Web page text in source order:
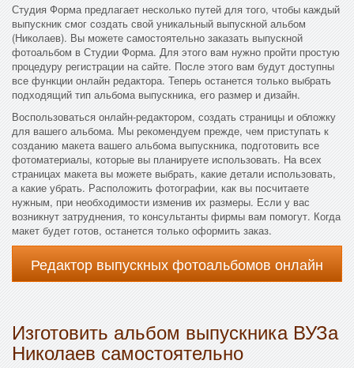
Студия Форма предлагает несколько путей для того, чтобы каждый
выпускник смог создать свой уникальный выпускной альбом
(Николаев). Вы можете самостоятельно заказать выпускной
фотоальбом в Студии Форма. Для этого вам нужно пройти простую
процедуру регистрации на сайте. После этого вам будут доступны
все функции онлайн редактора. Теперь останется только выбрать
подходящий тип альбома выпускника, его размер и дизайн.
Воспользоваться онлайн-редактором, создать страницы и обложку
для вашего альбома. Мы рекомендуем прежде, чем приступать к
созданию макета вашего альбома выпускника, подготовить все
фотоматериалы, которые вы планируете использовать. На всех
страницах макета вы можете выбрать, какие детали использовать,
а какие убрать. Расположить фотографии, как вы посчитаете
нужным, при необходимости изменив их размеры. Если у вас
возникнут затруднения, то консультанты фирмы вам помогут. Когда
макет будет готов, останется только оформить заказ.
Редактор выпускных фотоальбомов онлайн
Изготовить альбом выпускника ВУЗа
Николаев самостоятельно